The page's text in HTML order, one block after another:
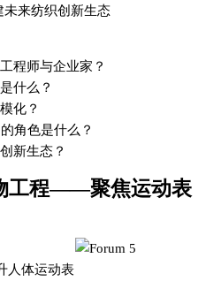
来纺织创新生态
程师与企业家？
什么？
化？
角色是什么？
新生态？
工程——聚焦运动表
人体运动表